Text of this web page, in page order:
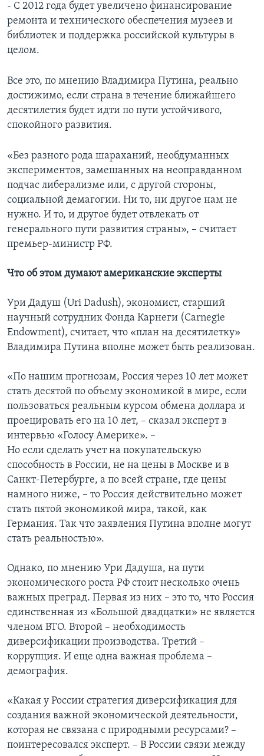
- С 2012 года будет увеличено финансирование
ремонта и технического обеспечения музеев и
библиотек и поддержка российской культуры в
целом.
Все это, по мнению Владимира Путина, реально
достижимо, если страна в течение ближайшего
десятилетия будет идти по пути устойчивого,
спокойного развития.
«Без разного рода шараханий, необдуманных
экспериментов, замешанных на неоправданном
подчас либерализме или, с другой стороны,
социальной демагогии. Ни то, ни другое нам не
нужно. И то, и другое будет отвлекать от
генерального пути развития страны», – считает
премьер-министр РФ.
Что об этом думают американские эксперты
Ури Дадуш (Uri Dadush), экономист, старший
научный сотрудник Фонда Карнеги (Carnegie
Endowment), считает, что «план на десятилетку»
Владимира Путина вполне может быть реализован.
«По нашим прогнозам, Россия через 10 лет может
стать десятой по объему экономикой в мире, если
пользоваться реальным курсом обмена доллара и
проецировать его на 10 лет, – сказал эксперт в
интервью «Голосу Америке». –
Но если сделать учет на покупательскую
способность в России, не на цены в Москве и в
Санкт-Петербурге, а по всей стране, где цены
намного ниже, – то Россия действительно может
стать пятой экономикой мира, такой, как
Германия. Так что заявления Путина вполне могут
стать реальностью».
Однако, по мнению Ури Дадуша, на пути
экономического роста РФ стоит несколько очень
важных преград. Первая из них – это то, что Россия
единственная из «Большой двадцатки» не является
членом ВТО. Второй – необходимость
диверсификации производства. Третий –
коррупция. И еще одна важная проблема –
демография.
«Какая у России стратегия диверсификация для
создания важной экономической деятельности,
которая не связана с природными ресурсами? –
поинтересовался эксперт. – В России связи между